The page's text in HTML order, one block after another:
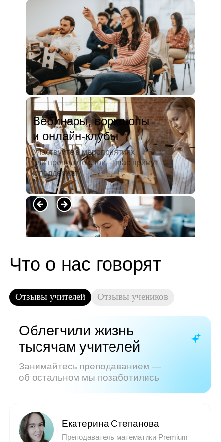
Вебинары, воркшопы
и онлайн-клубы
Участвуйте в мероприятиях
или проводите свои — вас примут
и поддержат
педагогический университет, пошла
преподавать в школу. Проработав в ней
5 лет, я поняла, что нужно двигать...
Читать полностью →
Показать все отзывы
Часто задаваемые
вопросы